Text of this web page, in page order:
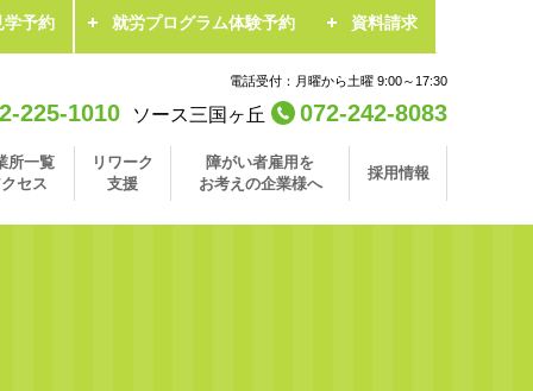
学予約 就労プログラム体験予約 資料請求
電話受付：月曜から土曜 9:00～17:30
ソース三国ヶ丘 072-242-8083
225-1010
所一覧
セス
リワーク
支援
障がい者雇用を
お考えの企業様へ
採用情報